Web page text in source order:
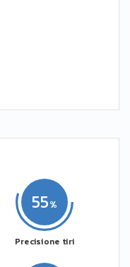
55
Precisione tiri